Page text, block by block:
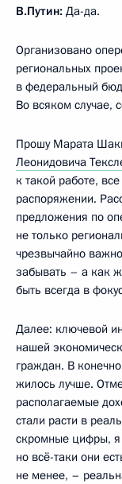
В.Путин: Да-да.
Организовано
региональных
в федеральный
Во всяком случае,
Прошу Марата
Леонидовича
к такой работе,
распоряжении.
предложения по
не только
чрезвычайно
забывать – а как
быть всегда в
Далее: ключевой
нашей
граждан. В
жилось лучше.
располагаемые
стали расти в
скромные цифры, я
но всё-таки они
не менее, –